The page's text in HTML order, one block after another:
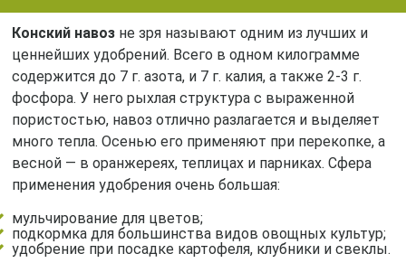
Конский навозне зря называют одним из лучших и
ценнейших удобрений. Всего в одном килограмме
содержится до 7 г. азота, и 7 г. калия, а также 2-3 г.
фосфора. У него рыхлая структура с выраженной
пористостью, навоз отлично разлагается и выделяет
много тепла. Осенью его применяют при перекопке, а
весной — в оранжереях, теплицах и парниках. Сфера
применения удобрения очень большая:
мульчирование для цветов;
подкормка для большинства видов овощных культур;
удобрение при посадке картофеля, клубники и свеклы.